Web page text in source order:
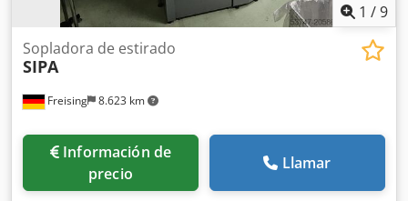
1 /9
Freising 8.623 km
Sopladora de estirado
SIPA
Información de
precio
Llamar